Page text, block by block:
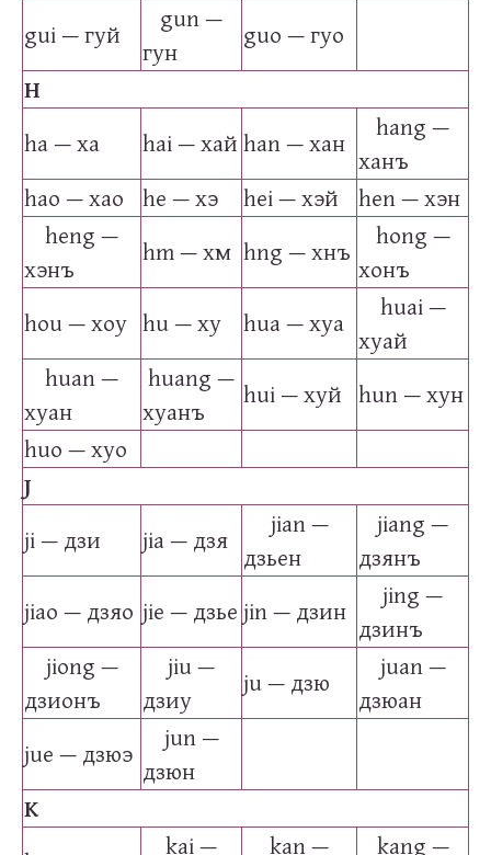
gui — гуй
gun —
гун
guo — гуо
H
ha — ха
hai — хайhan — хан
hang —
ханъ
hao — хао he — хэ hei — хэй
hen — хэн
heng —
хэнъ
hm — хм hng — хнъ
hong —
хонъ
hou — хоу hu — ху hua — хуа
huai —
хуай
huan —
хуан
huang —
хуанъ
hui — хуй hun — хун
huo — хуо
J
ji — дзи
jia — дзя
jian —
дзьен
jiang —
дзянъ
jiao — дзяо jie — дзье jin — дзин
jing —
дзинъ
jiong —
дзионъ
jiu —
дзиу
ju — дзю
juan —
дзюан
jue — дзюэ
jun —
дзюн
K
kai — kan — kang —